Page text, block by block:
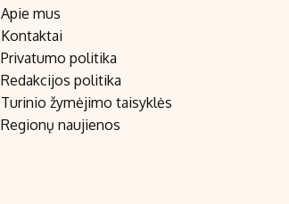
Apie mus
Kontaktai
Privatumo politika
Redakcijos politika
Turinio žymėjimo taisyklės
Regionų naujienos